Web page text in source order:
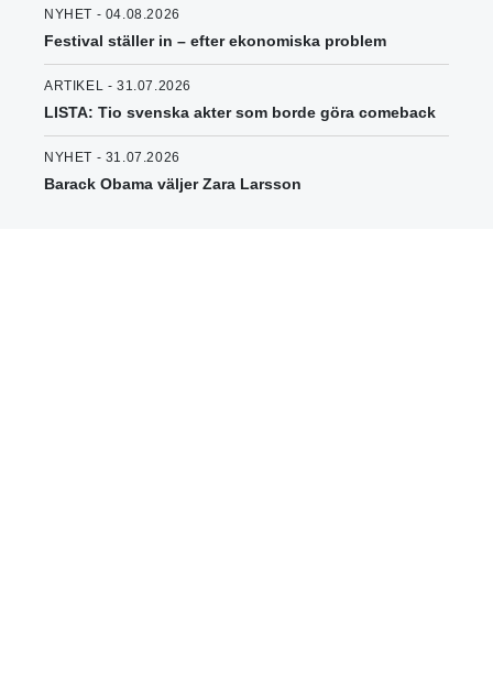
NYHET - 04.08.2026
Festival ställer in – efter ekonomiska problem
ARTIKEL - 31.07.2026
LISTA: Tio svenska akter som borde göra comeback
NYHET - 31.07.2026
Barack Obama väljer Zara Larsson